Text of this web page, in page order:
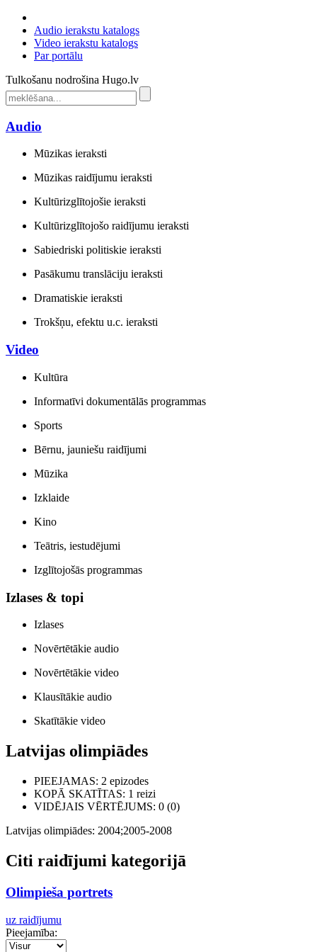
Audio ierakstu katalogs
Video ierakstu katalogs
Par portālu
Tulkošanu nodrošina Hugo.lv
Audio
Mūzikas ieraksti
Mūzikas raidījumu ieraksti
Kultūrizglītojošie ieraksti
Kultūrizglītojošo raidījumu ieraksti
Sabiedriski politiskie ieraksti
Pasākumu translāciju ieraksti
Dramatiskie ieraksti
Trokšņu, efektu u.c. ieraksti
Video
Kultūra
Informatīvi dokumentālās programmas
Sports
Bērnu, jauniešu raidījumi
Mūzika
Izklaide
Kino
Teātris, iestudējumi
Izglītojošās programmas
Izlases & topi
Izlases
Novērtētākie audio
Novērtētākie video
Klausītākie audio
Skatītākie video
Latvijas olimpiādes
PIEEJAMAS: 2 epizodes
KOPĀ SKATĪTAS: 1 reizi
VIDĒJAIS VĒRTĒJUMS: 0 (0)
Latvijas olimpiādes: 2004;2005-2008
Citi raidījumi kategorijā
Olimpieša portrets
uz raidījumu
Pieejamība: